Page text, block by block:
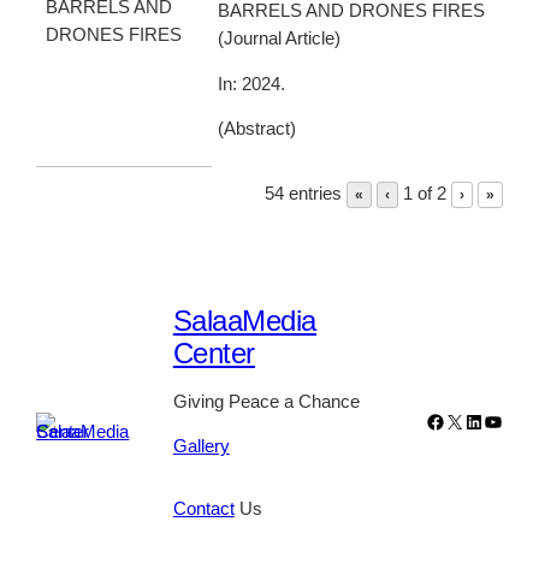
BARRELS AND DRONES FIRES
(Journal Article)
In: 2024.
(Abstract)
54 entries « ‹ 1 of 2 › »
SalaaMedia
Center
Giving Peace a Chance
Gallery
ContactUs
Facebook
X LinkedIn